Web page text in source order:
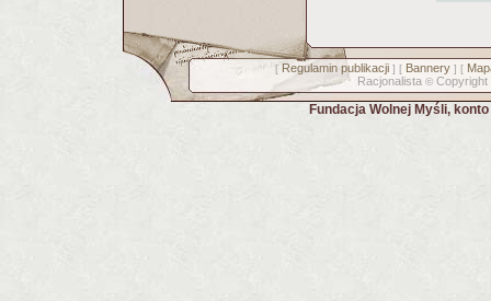
[ Regulamin publikacji] [ Bannery] [
Racjonalista © Copyright
Fundacja Wolnej Myśli,